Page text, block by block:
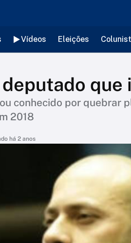
Vídeos Eleições
que
conhecido por quebrar
2018
há 2 anos